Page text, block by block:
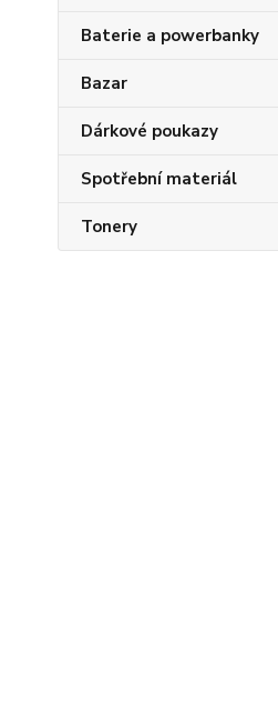
Baterie a powerbanky
Bazar
Dárkové poukazy
Spotřební materiál
Tonery